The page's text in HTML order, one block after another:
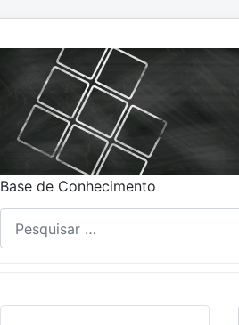
Base de Conhecimento